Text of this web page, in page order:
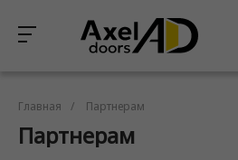
Главная / Партнерам
Партнерам